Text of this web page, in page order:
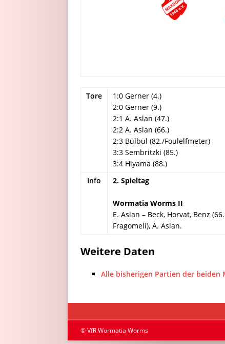
Tore
1:0 Gerner (4.)
2:0 Gerner (9.)
2:1 A. Aslan (47.)
2:2 A. Aslan (66.)
2:3 Bülbül (82./Foulelfmeter)
3:3 Sembritzki (85.)
3:4 Hiyama (88.)
Info
2. Spieltag
Wormatia Worms II
E. Aslan – Beck, Horvat, Benz
Fragomeli), A. Aslan.
Weitere Daten
Alle bisherigen Partien der beiden
© VfR Wormatia Worms